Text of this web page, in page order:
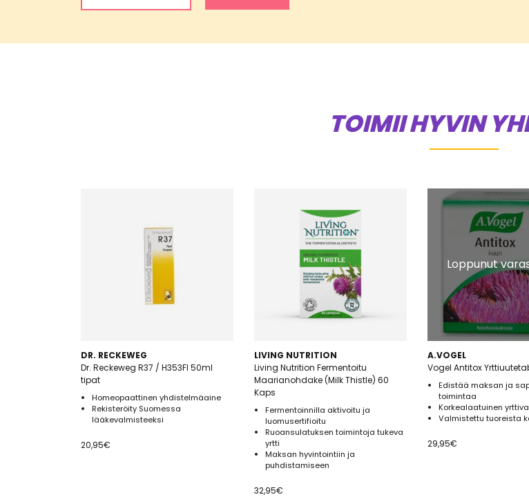
TOIMII HYVIN
DR. RECKEWEG
Dr. Reckeweg R37 / H353FI 50ml
tipat
Homeopaattinen yhdistelmäaine
Rekisteröity Suomessa
lääkevalmisteeksi
20,95€
LIVING NUTRITION
Living Nutrition Fermentoitu
Maarianohdake (Milk Thistle) 60
Kaps
Fermentoinnilla aktivoitu ja
luomusertifioitu
Ruoansulatuksen toimintoja tukeva
yrtti
Maksan hyvintointiin ja
puhdistamiseen
32,95€
Loppunut
A.VOGEL
Vogel Antitox
Edistää maksan ja
toimintaa
Korkealaatuinen
Valmistettu tuoreista
29,95€